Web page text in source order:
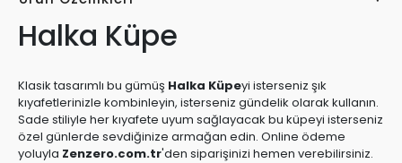
Halka Küpe
Klasik tasarımlı bu gümüş Halka Küpeyi isterseniz şık
kıyafetlerinizle kombinleyin, isterseniz gündelik olarak kullanın.
Sade stiliyle her kıyafete uyum sağlayacak bu küpeyi isterseniz
özel günlerde sevdiğinize armağan edin. Online ödeme
yoluyla Zenzero.com.tr'den siparişinizi hemen verebilirsiniz.